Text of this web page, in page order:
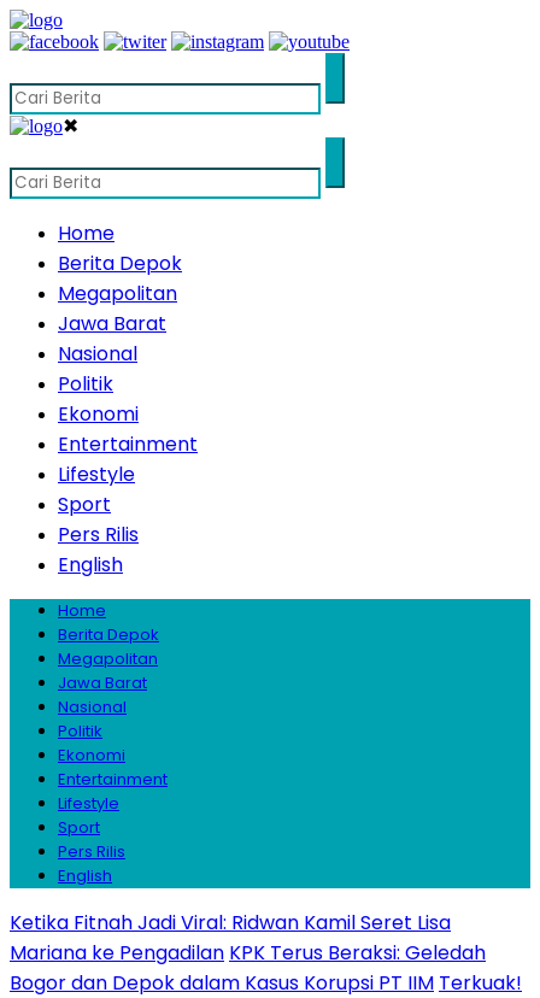
✖
Home
Berita Depok
Megapolitan
Jawa Barat
Nasional
Politik
Ekonomi
Entertainment
Lifestyle
Sport
Pers Rilis
English
Home
Berita Depok
Megapolitan
Jawa Barat
Nasional
Politik
Ekonomi
Entertainment
Lifestyle
Sport
Pers Rilis
English
Ketika Fitnah Jadi Viral: Ridwan Kamil Seret Lisa
Mariana ke Pengadilan KPK Terus Beraksi: Geledah
Bogor dan Depok dalam Kasus Korupsi PT IIM Terkuak!